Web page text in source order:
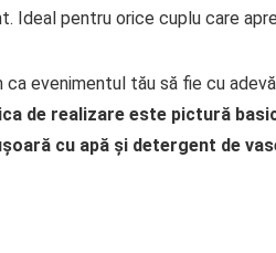
Ideal pentru orice cuplu care
evenimentul tău să fie cu
de realizare este pictură
cu apă și detergent de